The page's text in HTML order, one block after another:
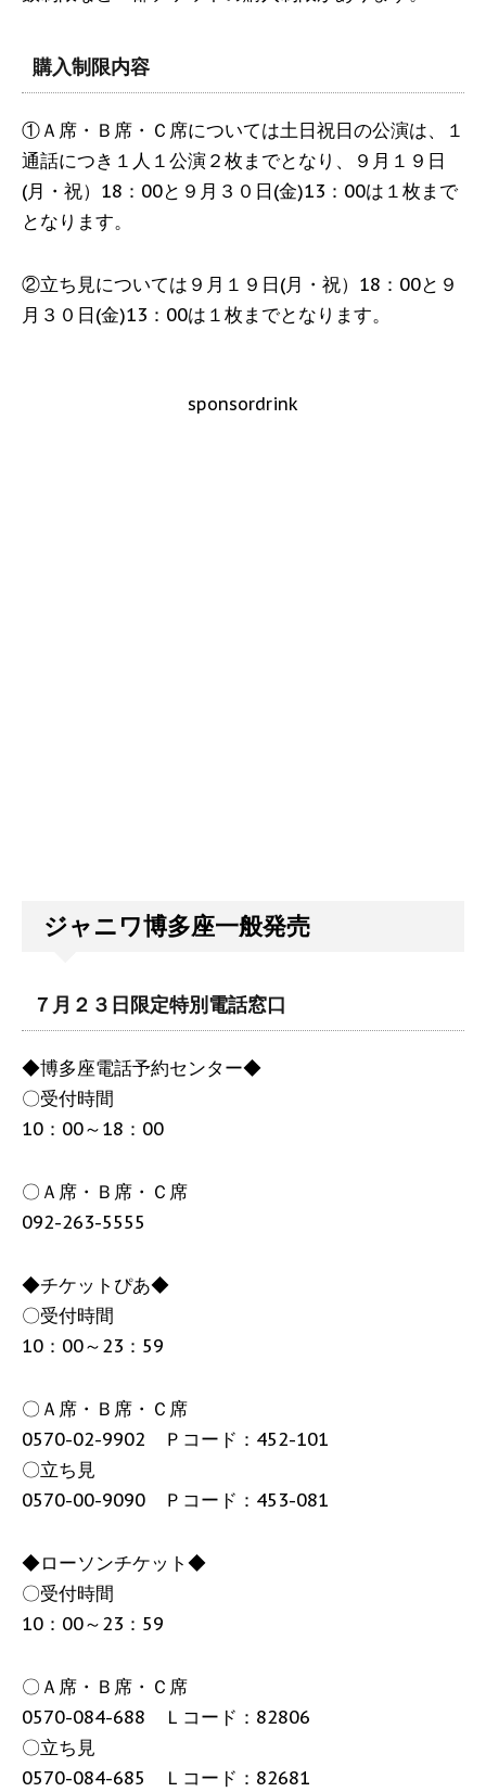
購入制限内容
①Ａ席・Ｂ席・Ｃ席については土日祝日の公演は、１
通話につき１人１公演２枚までとなり、９月１９日
(月・祝）18：00と９月３０日(金)13：00は１枚まで
となります。
②立ち見については９月１９日(月・祝）18：00と９
月３０日(金)13：00は１枚までとなります。
sponsordrink
ジャニワ博多座一般発売
７月２３日限定特別電話窓口
◆博多座電話予約センター◆
〇受付時間
10：00～18：00
〇Ａ席・Ｂ席・Ｃ席
092-263-5555
◆チケットぴあ◆
〇受付時間
10：00～23：59
〇Ａ席・Ｂ席・Ｃ席
0570-02-9902 Ｐコード：452-101
〇立ち見
0570-00-9090 Ｐコード：453-081
◆ローソンチケット◆
〇受付時間
10：00～23：59
〇Ａ席・Ｂ席・Ｃ席
0570-084-688 Ｌコード：82806
〇立ち見
0570-084-685 Ｌコード：82681